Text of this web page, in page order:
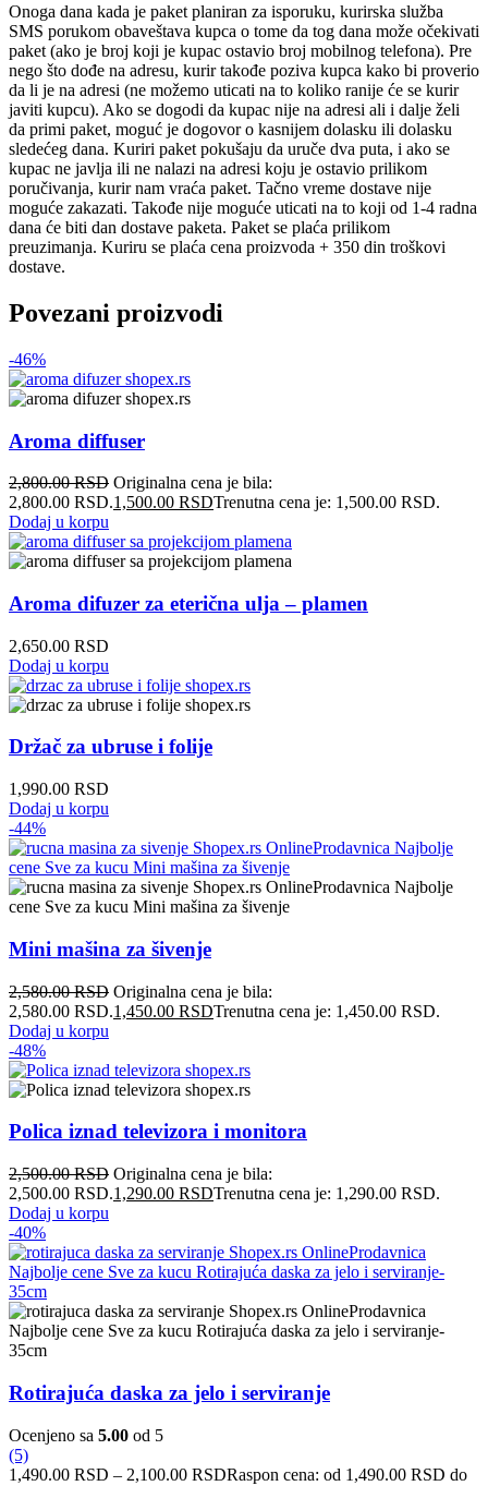
Onoga dana kada je paket planiran za isporuku, kurirska služba
SMS porukom obaveštava kupca o tome da tog dana može očekivati
paket (ako je broj koji je kupac ostavio broj mobilnog telefona). Pre
nego što dođe na adresu, kurir takođe poziva kupca kako bi proverio
da li je na adresi (ne možemo uticati na to koliko ranije će se kurir
javiti kupcu). Ako se dogodi da kupac nije na adresi ali i dalje želi
da primi paket, moguć je dogovor o kasnijem dolasku ili dolasku
sledećeg dana. Kuriri paket pokušaju da uruče dva puta, i ako se
kupac ne javlja ili ne nalazi na adresi koju je ostavio prilikom
poručivanja, kurir nam vraća paket. Tačno vreme dostave nije
moguće zakazati. Takođe nije moguće uticati na to koji od 1-4 radna
dana će biti dan dostave paketa. Paket se plaća prilikom
preuzimanja. Kuriru se plaća cena proizvoda + 350 din troškovi
dostave.
Povezani proizvodi
-46%
Aroma diffuser
2,800.00RSD Originalna cena je bila:
2,800.00 RSD.1,500.00 RSDTrenutna cena je: 1,500.00 RSD.
Dodaj u korpu
Aroma difuzer za eterična ulja – plamen
2,650.00 RSD
Dodaj u korpu
Držač za ubruse i folije
1,990.00 RSD
Dodaj u korpu
-44%
Mini mašina za šivenje
2,580.00RSD Originalna cena je bila:
2,580.00 RSD.1,450.00 RSDTrenutna cena je: 1,450.00 RSD.
Dodaj u korpu
-48%
Polica iznad televizora i monitora
2,500.00RSD Originalna cena je bila:
2,500.00 RSD.1,290.00 RSDTrenutna cena je: 1,290.00 RSD.
Dodaj u korpu
-40%
Rotirajuća daska za jelo i serviranje
Ocenjeno sa 5.00 od 5
(5)
1,490.00 RSD – 2,100.00 RSDRaspon cena: od 1,490.00 RSD do